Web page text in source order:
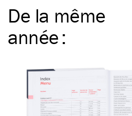
De la même
année: